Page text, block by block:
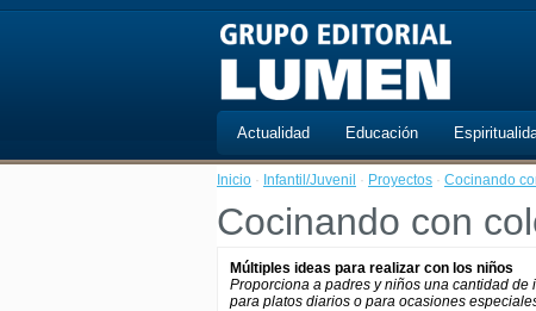
Actualidad Educación
Inicio · Infantil/Juvenil · Proyectos · Cocinando
Cocinando con
Múltiples ideas para realizar con los niños
Proporciona a padres y niños una cantidad
para platos diarios o para ocasiones